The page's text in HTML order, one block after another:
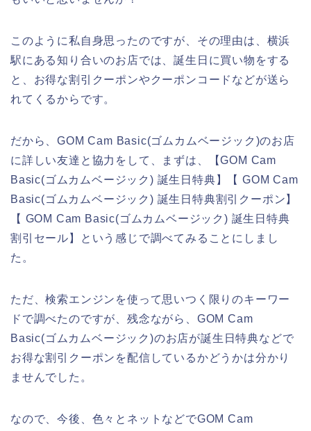
このように私自身思ったのですが、その理由は、横浜
駅にある知り合いのお店では、誕生日に買い物をする
と、お得な割引クーポンやクーポンコードなどが送ら
れてくるからです。
だから、GOM Cam Basic(ゴムカムベージック)のお店
に詳しい友達と協力をして、まずは、【GOM Cam
Basic(ゴムカムベージック) 誕生日特典】【 GOM Cam
Basic(ゴムカムベージック) 誕生日特典割引クーポン】
【 GOM Cam Basic(ゴムカムベージック) 誕生日特典
割引セール】という感じで調べてみることにしまし
た。
ただ、検索エンジンを使って思いつく限りのキーワー
ドで調べたのですが、残念ながら、GOM Cam
Basic(ゴムカムベージック)のお店が誕生日特典などで
お得な割引クーポンを配信しているかどうかは分かり
ませんでした。
なので、今後、色々とネットなどでGOM Cam